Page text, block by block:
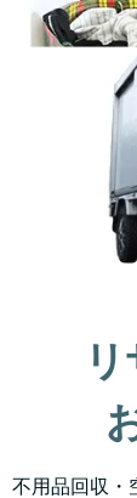
不用品回収・